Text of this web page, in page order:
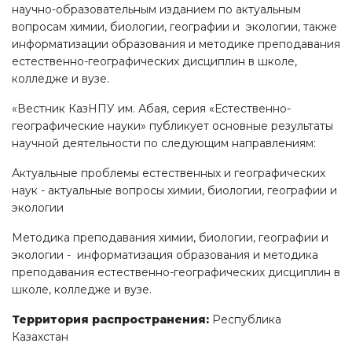
научно-образовательным изданием по актуальным
вопросам химии, биологии, географии и экологии, также
информатизации образования и методике преподавания
eстественно-географических дисциплин в школе,
колледже и вузе.
«Вестник КазНПУ им. Абая, серия «Естественно-
географические науки» публикует основные результаты
научной деятельности по следующим направлениям:
Актуальные проблемы естественных и географических
наук - актуальные вопросы химии, биологии, географии и
экологии
Методика преподавания химии, биологии, географии и
экологии - информатизация образования и методика
преподавания eстественно-географических дисциплин в
школе, колледже и вузе.
Территория распространения: Республика
Казахстан